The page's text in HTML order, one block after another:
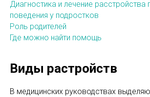
Диагностика и лечение расстройства
поведения у подростков
Роль родителей
Где можно найти помощь
Виды растройств
В медицинских руководствах